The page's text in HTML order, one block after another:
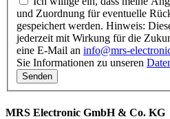
und Zuordnung für eventuelle
gespeichert werden. Hinweis:
jederzeit mit Wirkung für die
eine E-Mail an info@mrs-
Sie Informationen zu unseren
MRS Electronic GmbH & Co. KG